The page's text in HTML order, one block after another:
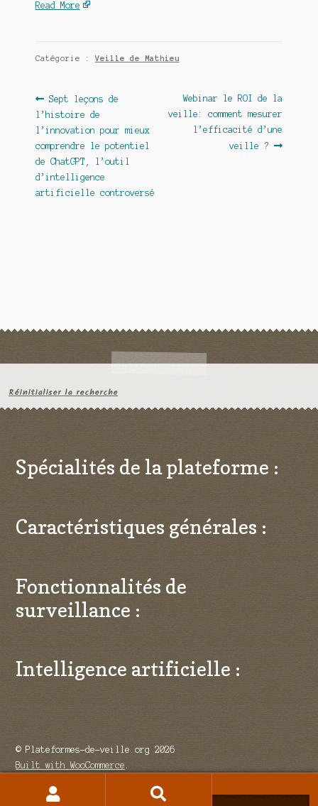
Read More
Catégorie :Veille de Mathieu
Navigation
de
l’article
Article
précédent :
Sept leçons de
l’histoire de
l’innovation pour mieux
comprendre le potentiel
de ChatGPT, l’outil
d’intelligence
artificielle controversé
Article
suivant :
Webinar le ROI de la
veille: comment mesurer
l’efficacité d’une
veille ?
Réinitialiser la recherche
Spécialités de la plateforme :
Caractéristiques générales :
Fonctionnalités de
surveillance :
Intelligence artificielle :
© Plateformes-de-veille.org 2026
Built with WooCommerce
Recherche